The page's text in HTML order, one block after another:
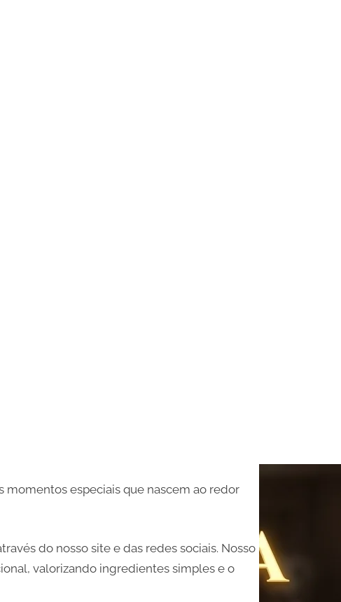
momentos especiais que nascem ao redor
do nosso site e das redes sociais. Nosso
valorizando ingredientes simples e o